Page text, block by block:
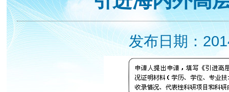
发布日期：